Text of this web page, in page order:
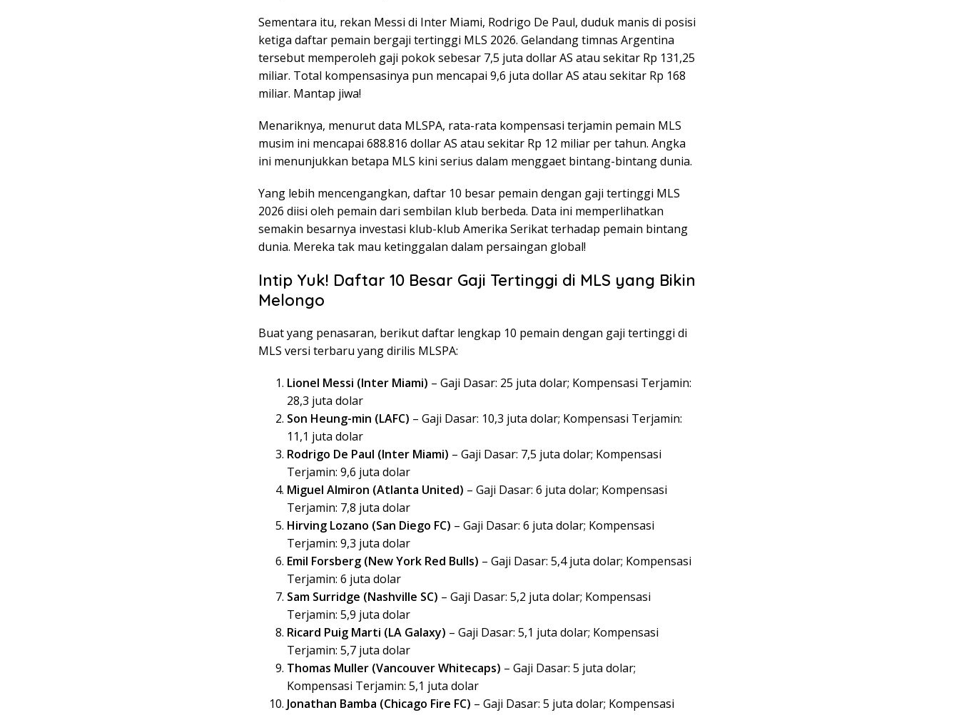
Sementara itu, rekan Messi di Inter Miami, Rodrigo De Paul, duduk manis di posisi
ketiga daftar pemain bergaji tertinggi MLS 2026. Gelandang timnas Argentina
tersebut memperoleh gaji pokok sebesar 7,5 juta dollar AS atau sekitar Rp 131,25
miliar. Total kompensasinya pun mencapai 9,6 juta dollar AS atau sekitar Rp 168
miliar. Mantap jiwa!
Menariknya, menurut data MLSPA, rata-rata kompensasi terjamin pemain MLS
musim ini mencapai 688.816 dollar AS atau sekitar Rp 12 miliar per tahun. Angka
ini menunjukkan betapa MLS kini serius dalam menggaet bintang-bintang dunia.
Yang lebih mencengangkan, daftar 10 besar pemain dengan gaji tertinggi MLS
2026 diisi oleh pemain dari sembilan klub berbeda. Data ini memperlihatkan
semakin besarnya investasi klub-klub Amerika Serikat terhadap pemain bintang
dunia. Mereka tak mau ketinggalan dalam persaingan global!
Intip Yuk! Daftar 10 Besar Gaji Tertinggi di MLS yang Bikin
Melongo
Buat yang penasaran, berikut daftar lengkap 10 pemain dengan gaji tertinggi di
MLS versi terbaru yang dirilis MLSPA:
Lionel Messi (Inter Miami) – Gaji Dasar: 25 juta dolar; Kompensasi Terjamin:
28,3 juta dolar
Son Heung-min (LAFC) – Gaji Dasar: 10,3 juta dolar; Kompensasi Terjamin:
11,1 juta dolar
Rodrigo De Paul (Inter Miami) – Gaji Dasar: 7,5 juta dolar; Kompensasi
Terjamin: 9,6 juta dolar
Miguel Almiron (Atlanta United) – Gaji Dasar: 6 juta dolar; Kompensasi
Terjamin: 7,8 juta dolar
Hirving Lozano (San Diego FC) – Gaji Dasar: 6 juta dolar; Kompensasi
Terjamin: 9,3 juta dolar
Emil Forsberg (New York Red Bulls) – Gaji Dasar: 5,4 juta dolar; Kompensasi
Terjamin: 6 juta dolar
Sam Surridge (Nashville SC) – Gaji Dasar: 5,2 juta dolar; Kompensasi
Terjamin: 5,9 juta dolar
Ricard Puig Marti (LA Galaxy) – Gaji Dasar: 5,1 juta dolar; Kompensasi
Terjamin: 5,7 juta dolar
Thomas Muller (Vancouver Whitecaps) – Gaji Dasar: 5 juta dolar;
Kompensasi Terjamin: 5,1 juta dolar
Jonathan Bamba (Chicago Fire FC) – Gaji Dasar: 5 juta dolar; Kompensasi